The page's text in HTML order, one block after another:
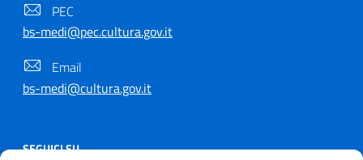
PEC
bs-medi@pec.cultura.gov.it
Email
bs-medi@cultura.gov.it
SEGUICI SU